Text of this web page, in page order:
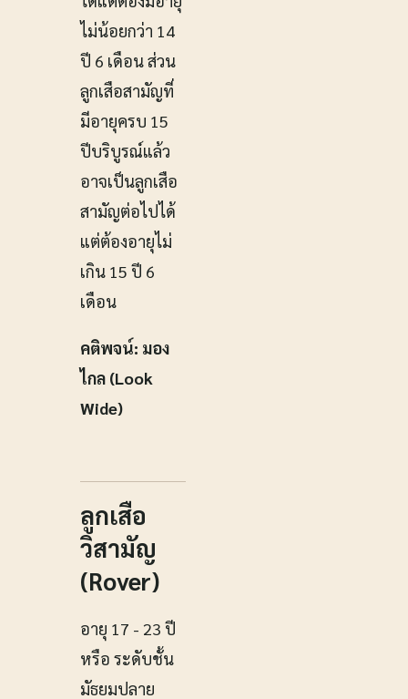
ไม่น้อยกว่า 14
ปี 6 เดือน ส่วน
ลูกเสือสามัญที่
มีอายุครบ 15
ปีบริบูรณ์แล้ว
อาจเป็นลูกเสือ
สามัญต่อไปได้
แต่ต้องอายุไม่
เกิน 15 ปี 6
เดือน
คติพจน์: มอง
ไกล (Look
Wide)
ลูกเสือ
วิสามัญ
(Rover)
อายุ 17 - 23 ปี
หรือ ระดับชั้น
มัธยมปลาย